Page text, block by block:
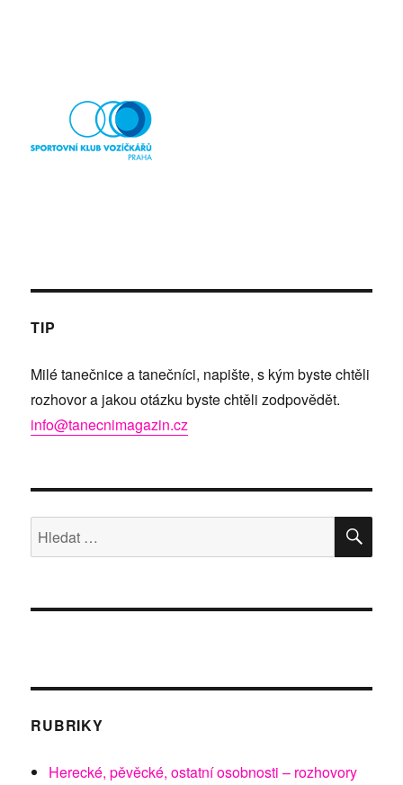
TIP
Milé tanečnice a tanečníci, napište, s kým byste chtěli
rozhovor a jakou otázku byste chtěli zodpovědět.
info@tanecnimagazin.cz
Hledat:
RUBRIKY
Herecké, pěvěcké, ostatní osobnosti – rozhovory